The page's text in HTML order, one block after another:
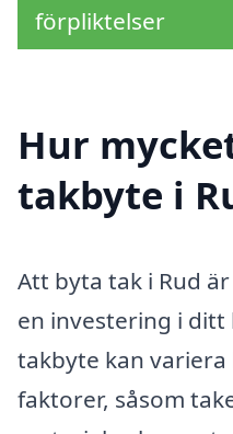
förpliktelser
Hur
takbyte i
Att byta tak i Rud
en investering i
takbyte kan
faktorer, såsom